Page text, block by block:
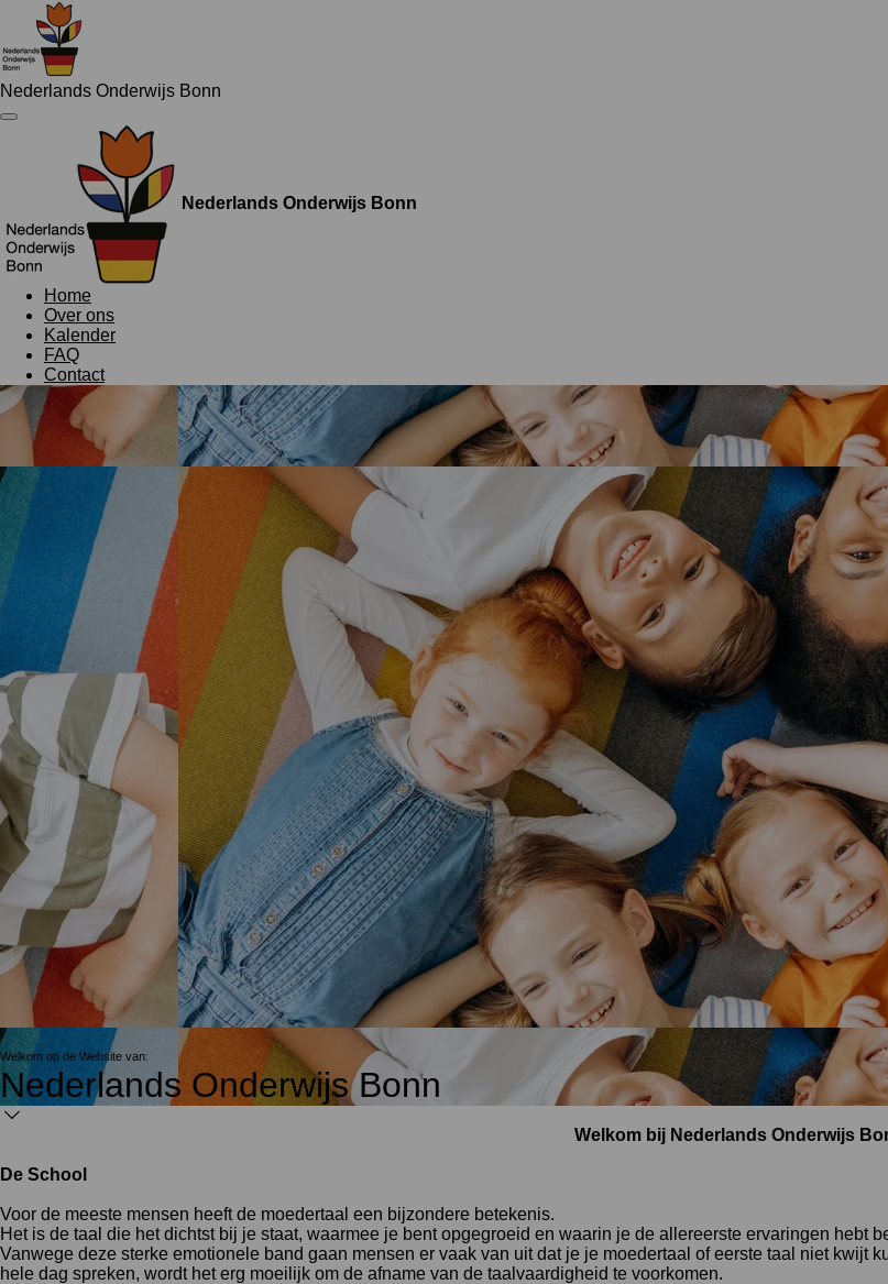
direct
naar
hoofdinhoud
Nederlands Onderwijs Bonn
Nederlands Onderwijs Bonn
Home
Over ons
Kalender
FAQ
Contact
Welkom op de Website van:
Nederlands Onderwijs Bonn
Welkom bij Nederlands Onderwijs
De School
Voor de meeste mensen heeft de moedertaal een bijzondere betekenis.
Het is de taal die het dichtst bij je staat, waarmee je bent opgegroeid en waarin je de allereerste ervaringen hebt
Vanwege deze sterke emotionele band gaan mensen er vaak van uit dat je je moedertaal of eerste taal niet kwijt
hele dag spreken, wordt het erg moeilijk om de afname van de taalvaardigheid te voorkomen.